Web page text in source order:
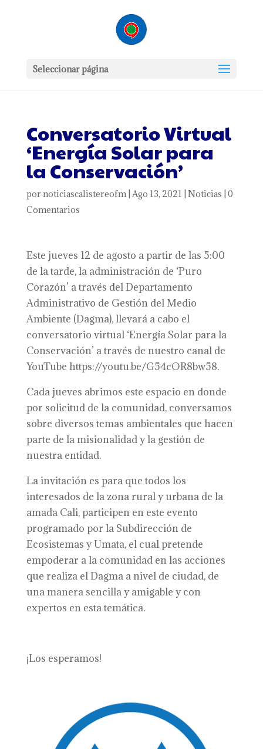
Seleccionar página
Conversatorio Virtual
‘Energía Solar para
la Conservación’
por noticiascalistereofm| Ago 13, 2021 Noticias 0
Comentarios
Este jueves 12 de agosto a partir de las 5:00
de la tarde, la administración de ‘Puro
Corazón’ a través del Departamento
Administrativo de Gestión del Medio
Ambiente (Dagma), llevará a cabo el
conversatorio virtual ‘Energía Solar para la
Conservación’ a través de nuestro canal de
YouTube https://youtu.be/G54cOR8bw58.
Cada jueves abrimos este espacio en donde
por solicitud de la comunidad, conversamos
sobre diversos temas ambientales que hacen
parte de la misionalidad y la gestión de
nuestra entidad.
La invitación es para que todos los
interesados de la zona rural y urbana de la
amada Cali, participen en este evento
programado por la Subdirección de
Ecosistemas y Umata, el cual pretende
empoderar a la comunidad en las acciones
que realiza el Dagma a nivel de ciudad, de
una manera sencilla y amigable y con
expertos en esta temática.
¡Los esperamos!